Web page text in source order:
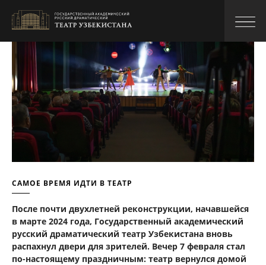
CАМОЕ ВРЕМЯ ИДТИ В ТЕАТР
После почти двухлетней реконструкции, начавшейся
в марте 2024 года, Государственный академический
русский драматический театр Узбекистана вновь
распахнул двери для зрителей. Вечер 7 февраля стал
по-настоящему праздничным: театр вернулся домой